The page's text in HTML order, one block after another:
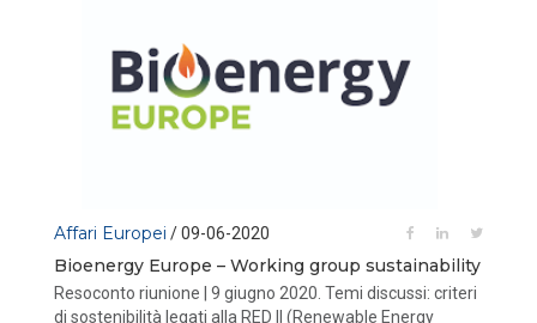
Affari Europei / 09-06-2020
Bioenergy Europe – Working group sustainability
Resoconto riunione | 9 giugno 2020. Temi discussi: criteri
di sostenibilità legati alla RED II (Renewable Energy